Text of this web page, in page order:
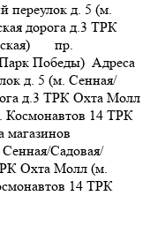
переулок д. 5 (м.
дорога д.3 ТРК
пр.
Победы) Адреса
д. 5 (м. Сенная/
д.3 ТРК Охта Молл
14 ТРК
магазинов
Садовая/
Охта Молл (м.
14 ТРК